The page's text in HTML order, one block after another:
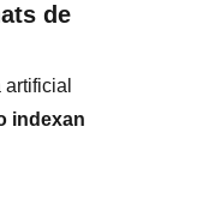
de
indexan